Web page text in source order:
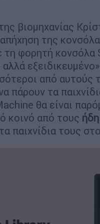
βιομηχανίας
της
τη φορητή κονσόλα
από
πάρουν τα
θα είναι
κοινό από τους
παιχνίδια τους